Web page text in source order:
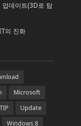
데이트(3D로 탐
의 진화
Microsoft
TIP
Update
Windows 8